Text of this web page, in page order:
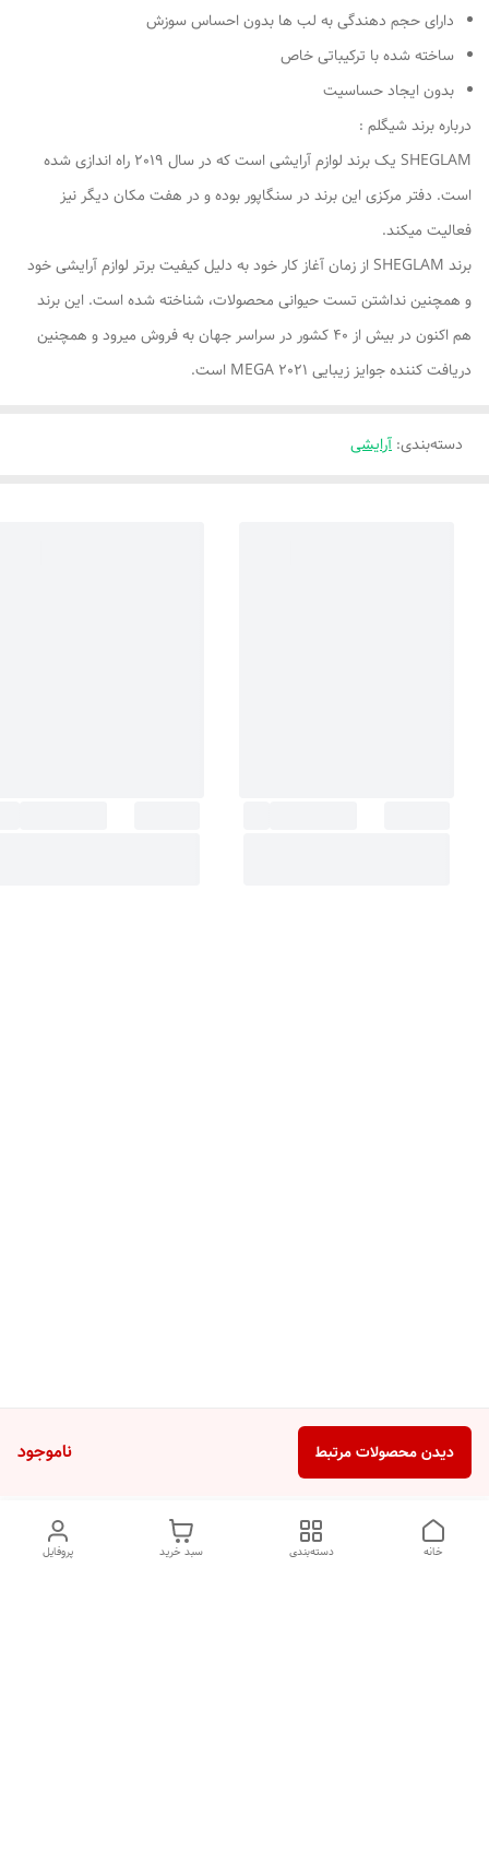
ناموجود دیدن محصولات مرتبط
دارای حجم دهندگی به لب ها بدون احساس سوزش
ساخته شده با ترکیباتی خاص
بدون ایجاد حساسیت
درباره برند شیگلم :
SHEGLAM یک برند لوازم آرایشی است که در سال 2019 راه اندازی شده
است. دفتر مرکزی این برند در سنگاپور بوده و در هفت مکان دیگر نیز
فعالیت میکند.
برند SHEGLAM از زمان آغاز کار خود به دلیل کیفیت برتر لوازم آرایشی خود
و همچنین نداشتن تست حیوانی محصولات، شناخته شده است. این برند
هم اکنون در بیش از 40 کشور در سراسر جهان به فروش میرود و همچنین
دریافت کننده جوایز زیبایی MEGA 2021 است.
دسته‌بندی: آرایشی
پروفایل سبد خرید دسته‌بندی خانه